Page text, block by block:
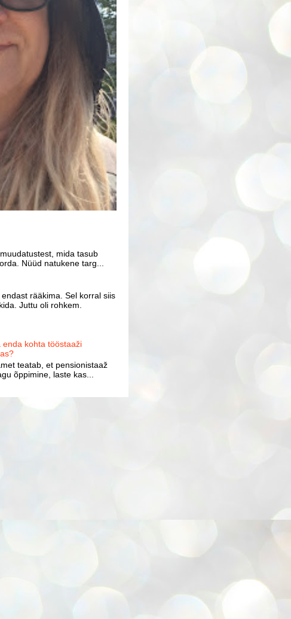
mida tasub
Nüüd natukene targ...
rääkima. Sel korral siis
Juttu oli rohkem.
enda kohta tööstaaži
teatab, et pensionistaaž
õppimine, laste kas...